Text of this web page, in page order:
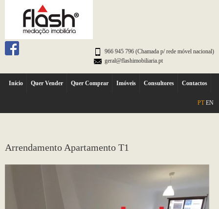
966 945 796 (Chamada p/ rede móvel nacional)
geral@flashimobiliaria.pt
Início Quer Vender Quer Comprar Imóveis Consultores Contactos
PT EN
Arrendamento Apartamento T1